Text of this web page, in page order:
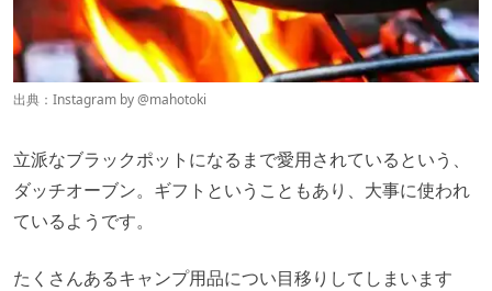
出典：Instagram by@mahotoki
立派なブラックポットになるまで愛用されているという、
ダッチオーブン。ギフトということもあり、大事に使われ
ているようです。
たくさんあるキャンプ用品につい目移りしてしまいます